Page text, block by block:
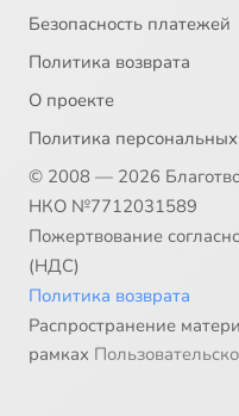
Безопасность платежей
Политика возврата
О проекте
Политика
© 2008 — 2026
НКО №7712031589
Пожертвование
(НДС)
Политика возврата
Распространение
рамках